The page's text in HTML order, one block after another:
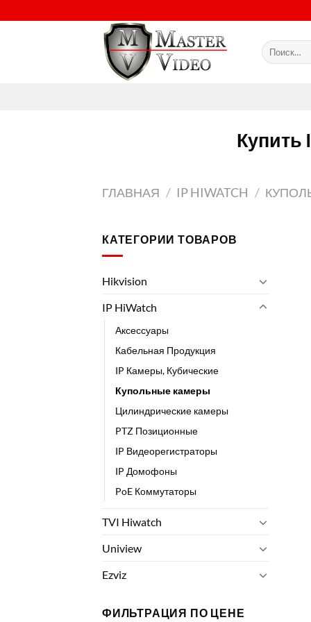
to
Искать:
Купить
ГЛАВНАЯ / IP HIWATCH /
КАТЕГОРИИ ТОВАРОВ
Hikvision
IP HiWatch
Аксессуары
Кабельная Продукция
IP Камеры, Кубические
Купольные камеры
Цилиндрические камеры
PTZ Позиционные
IP Видеорегистраторы
IP Домофоны
PoE Коммутаторы
TVI Hiwatch
Uniview
Ezviz
ФИЛЬТРАЦИЯ ПО ЦЕНЕ